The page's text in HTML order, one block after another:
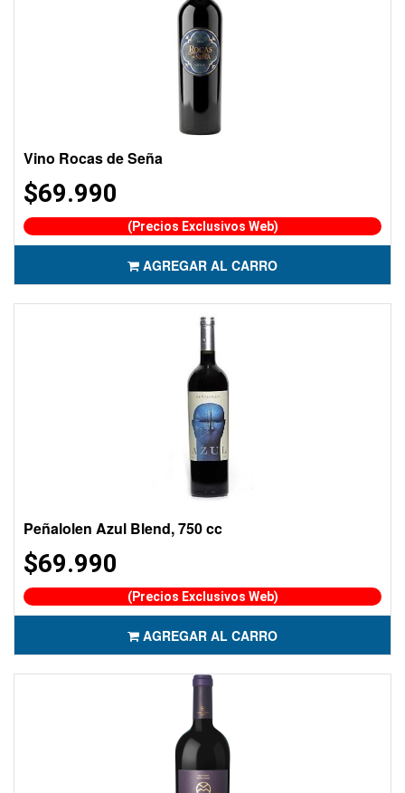
Vino Rocas de Seña
$69.990
(Precios Exclusivos Web)
AGREGAR AL CARRO
Peñalolen Azul Blend, 750 cc
$69.990
(Precios Exclusivos Web)
AGREGAR AL CARRO